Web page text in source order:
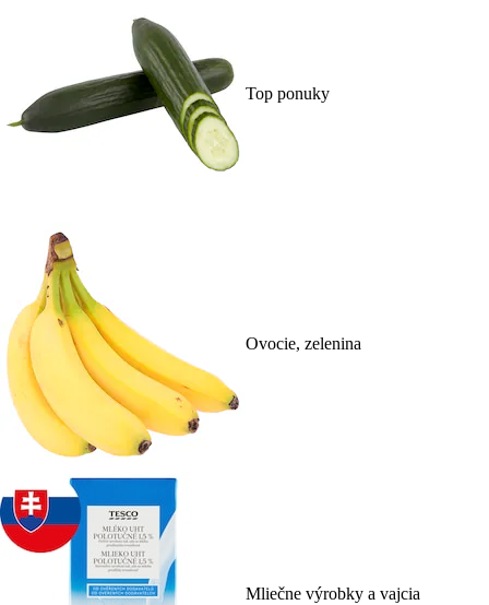
Top ponuky
Ovocie, zelenina
Mliečne výrobky a vajcia